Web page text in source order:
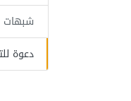
شبهات
دعوة